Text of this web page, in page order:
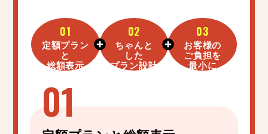
01
定額プラン
と
総額表示
02
ちゃんと
した
プラン設計
03
お客様の
ご負担を
最小に